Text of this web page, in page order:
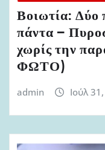
Βοιωτία: Δύο
πάντα –
χωρίς την
ΦΩΤΟ)
admin Ιούλ